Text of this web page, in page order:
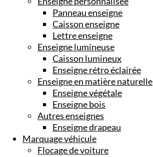
Panneau enseigne
Caisson enseigne
Lettre enseigne
Enseigne lumineuse
Caisson lumineux
Enseigne rétro éclairée
Enseigne en matière naturelle
Enseigne végétale
Enseigne bois
Autres enseignes
Enseigne drapeau
Marquage véhicule
Flocage de voiture